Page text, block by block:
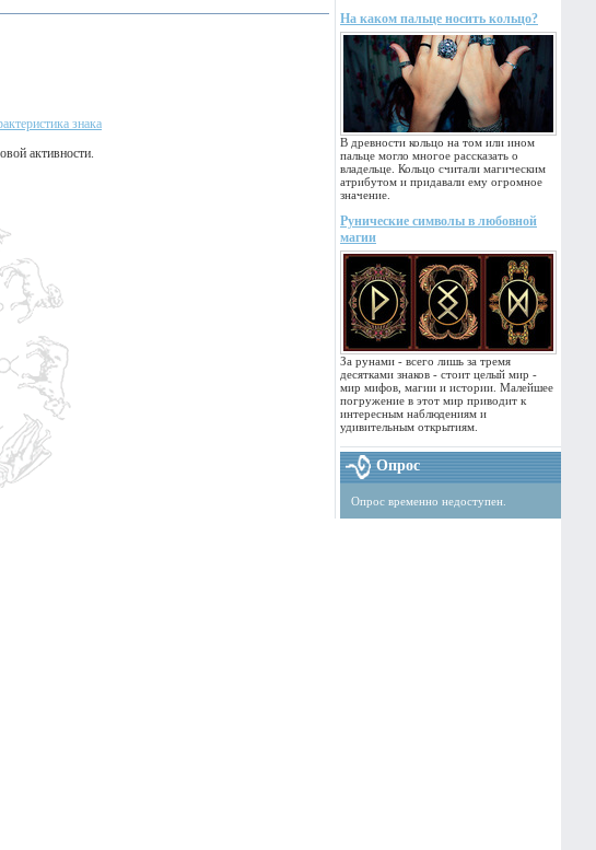
На каком пальце носить кольцо?
В древности кольцо на том или ином
пальце могло многое рассказать о
владельце. Кольцо считали магическим
атрибутом и придавали ему огромное
значение.
Рунические символы в любовной
магии
За рунами - всего лишь за тремя
десятками знаков - стоит целый мир -
мир мифов, магии и истории. Малейшее
погружение в этот мир приводит к
интересным наблюдениям и
удивительным открытиям.
Опрос
Опрос временно недоступен.
знака
активности.